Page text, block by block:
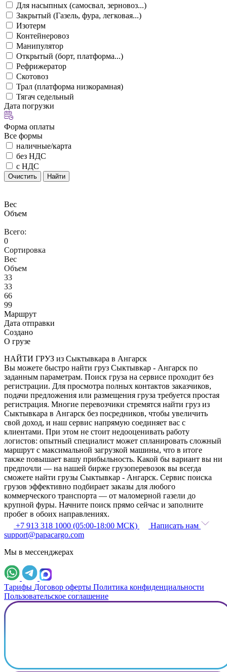
Для насыпных (самосвал, зерновоз...)
Закрытый (Газель, фура, легковая...)
Изотерм
Контейнеровоз
Манипулятор
Открытый (борт, платформа...)
Рефрижератор
Скотовоз
Трал (платформа низкорамная)
Тягач седельный
Дата погрузки
Форма оплаты
Все формы
наличные/карта
без НДС
с НДС
Очистить Найти
Вес
Объем
Всего:
0
Сортировка
Вес
Объем
33
33
66
99
Маршрут
Дата отправки
Создано
О грузе
НАЙТИ ГРУЗ из Сыктывкара в Ангарск
Вы можете быстро найти груз Сыктывкар - Ангарск по
заданным параметрам. Поиск груза на сервисе проходит без
регистрации. Для просмотра полных контактов заказчиков,
подачи предложения или размещения груза требуется простая
регистрация. Многие перевозчики стремятся найти груз из
Сыктывкара в Ангарск без посредников, чтобы увеличить
свой доход, и наш сервис напрямую соединяет вас с
клиентами. При этом не стоит недооценивать работу
логистов: опытный специалист может спланировать сложный
маршрут с максимальной загрузкой машины, что в итоге
также повышает вашу прибыльность. Какой бы вариант вы ни
предпочли — на нашей бирже грузоперевозок вы всегда
сможете найти грузы Сыктывкар - Ангарск. Сервис поиска
грузов эффективно подбирает заказы для любого
коммерческого транспорта — от маломерной газели до
крупной фуры. Начните поиск прямо сейчас и заполните
пробег в обоих направлениях.
+7 913 318 1000 (05:00-18:00 МСК)
Написать нам
support@papacargo.com
Мы в мессенджерах
Тарифы Договор оферты Политика конфиденциальности
Пользовательское соглашение